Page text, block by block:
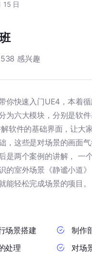
15 日
感兴趣
你快速入门UE4，本着
为六大模块，分别是软
软件的基础界面，让大
，这些是对场景的画面
是两个案例的讲解， 一
的室外场景《静谧小道
轻松完成场景的项目。
场景搭建
处理
制作
对场